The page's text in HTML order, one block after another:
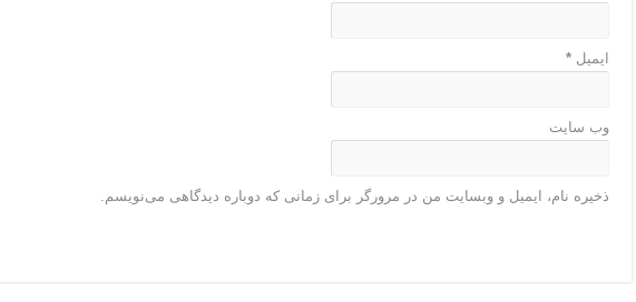
ایمیل *
وب‌ سایت
ذخیره نام، ایمیل و وبسایت من در مرورگر برای زمانی که دوباره دیدگاهی می‌نویسم.